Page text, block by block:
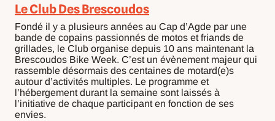
Le Club Des Brescoudos
Fondé il y a plusieurs années au Cap d’Agde par une
bande de copains passionnés de motos et friands de
grillades, le Club organise depuis 10 ans maintenant la
Brescoudos Bike Week. C’est un évènement majeur qui
rassemble désormais des centaines de motard(e)s
autour d’activités multiples. Le programme et
l’hébergement durant la semaine sont laissés à
l’initiative de chaque participant en fonction de ses
envies.